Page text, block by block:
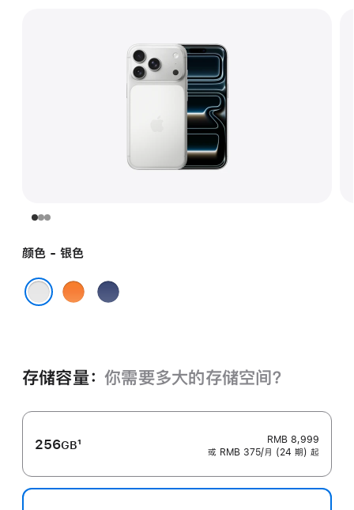
颜色 - 银色
星
深
存储容量： 你需要多大的存储空⁠间？
256GB
注
1
RMB 8,999
或 RMB 375/月 (24 期) 起